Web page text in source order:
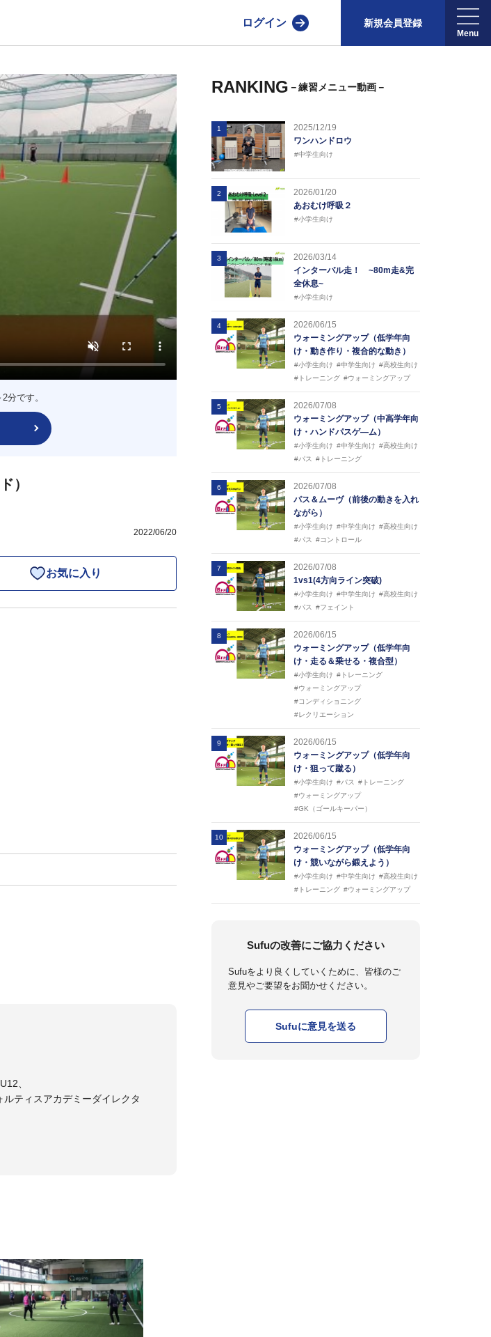
ログイン 新規会員登録
分です。
）
2022/06/20
お気に入り
、
ティスアカデミーダイレクタ
カー連盟）フットサルインスト
コーチライセンス
RANKING －練習メニュー動画－
1
2025/12/19
ワンハンドロウ
#中学生向け
2
2026/01/20
あおむけ呼吸２
#小学生向け
3
2026/03/14
インターバル走！ ~80m走&完
全休息~
#小学生向け
4
2026/06/15
ウォーミングアップ（低学年向
け・動き作り・複合的な動き）
#小学生向け #中学生向け #高校生向け
#トレーニング #ウォーミングアップ
5
2026/07/08
ウォーミングアップ（中高学年向
け・ハンドパスゲ―ム）
#小学生向け #中学生向け #高校生向け
#パス
#トレーニング
6
2026/07/08
パス＆ムーヴ（前後の動きを入れ
ながら）
#小学生向け #中学生向け #高校生向け
#パス
#コントロール
7
2026/07/08
1vs1(4方向ライン突破)
#小学生向け #中学生向け #高校生向け
#パス
#フェイント
8
2026/06/15
ウォーミングアップ（低学年向
け・走る＆乗せる・複合型）
#小学生向け #トレーニング
#ウォーミングアップ
#コンディショニング
#レクリエーション
9
2026/06/15
ウォーミングアップ（低学年向
け・狙って蹴る）
#小学生向け #パス
#トレーニング
#ウォーミングアップ
#GK（ゴールキーパー）
10
2026/06/15
ウォーミングアップ（低学年向
け・競いながら鍛えよう）
#小学生向け #中学生向け #高校生向け
#トレーニング #ウォーミングアップ
Sufuの改善にご協力ください
Sufuをより良くしていくために、皆様のご
意見やご要望をお聞かせください。
Sufuに意見を送る